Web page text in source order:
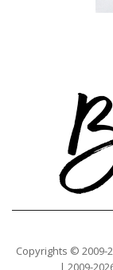
Copyrights © 2009-
| 2009-